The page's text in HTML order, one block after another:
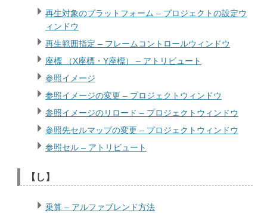
再生対象のプラットフォーム – プロジェクトの設定ウ
ィンドウ
再生範囲指定 – フレームコントロールウィンドウ
座標 （X座標・Y座標） – アトリビュート
参照イメージ
参照イメージの変更 – プロジェクトウィンドウ
参照イメージのリロード – プロジェクトウィンドウ
参照先セルマップの変更 – プロジェクトウィンドウ
参照セル – アトリビュート
【し】
乗算 – アルファブレンド方法